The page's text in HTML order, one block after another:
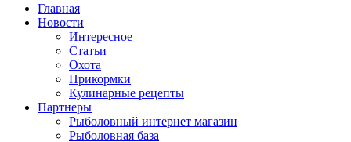
Главная
Новости
Интересное
Статьи
Охота
Прикормки
Кулинарные рецепты
Партнеры
Рыболовный интернет магазин
Рыболовная база